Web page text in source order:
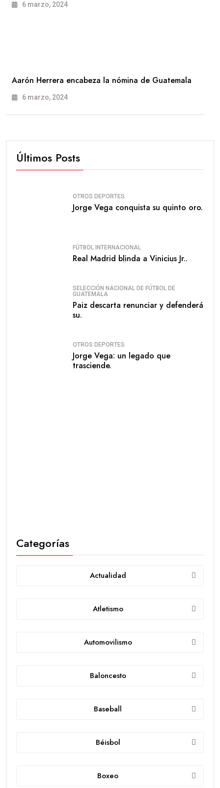
6 marzo, 2024
Aarón Herrera encabeza la nómina de Guatemala
6 marzo, 2024
Últimos Posts
OTROS DEPORTES
Jorge Vega conquista su quinto oro.
FÚTBOL INTERNACIONAL
Real Madrid blinda a Vinicius Jr..
SELECCIÓN NACIONAL DE FÚTBOL DE
GUATEMALA
Paiz descarta renunciar y defenderá
su.
OTROS DEPORTES
Jorge Vega: un legado que
trasciende.
Categorías
Actualidad
Atletismo
Automovilismo
Baloncesto
Baseball
Béisbol
Boxeo